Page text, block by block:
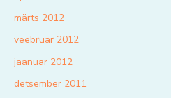
märts 2012
veebruar 2012
jaanuar 2012
detsember 2011